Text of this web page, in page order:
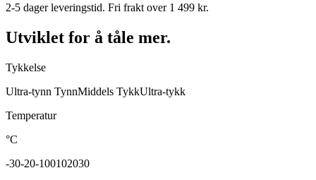
2-5 dager leveringstid. Fri frakt over 1 499 kr.
Utviklet for å tåle mer.
Tykkelse
Ultra-tynn TynnMiddels TykkUltra-tykk
Temperatur
°C
-30-20-100102030